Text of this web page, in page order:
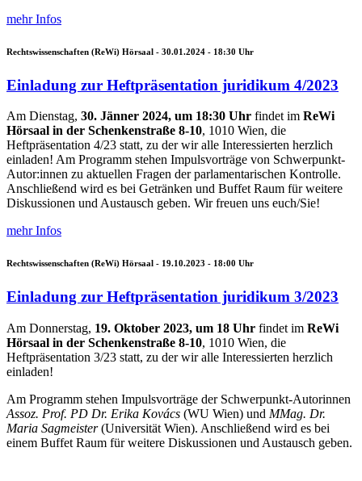
mehr Infos
Rechtswissenschaften (ReWi) Hörsaal - 30.01.2024 - 18:30 Uhr
Einladung zur Heftpräsentation juridikum 4/2023
Am Dienstag, 30. Jänner 2024, um 18:30 Uhr findet im ReWi
Hörsaal in der Schenkenstraße 8-10, 1010 Wien, die
Heftpräsentation 4/23 statt, zu der wir alle Interessierten herzlich
einladen! Am Programm stehen Impulsvorträge von Schwerpunkt-
Autor:innen zu aktuellen Fragen der parlamentarischen Kontrolle.
Anschließend wird es bei Getränken und Buffet Raum für weitere
Diskussionen und Austausch geben. Wir freuen uns euch/Sie!
mehr Infos
Rechtswissenschaften (ReWi) Hörsaal - 19.10.2023 - 18:00 Uhr
Einladung zur Heftpräsentation juridikum 3/2023
Am Donnerstag, 19. Oktober 2023, um 18 Uhr findet im ReWi
Hörsaal in der Schenkenstraße 8-10, 1010 Wien, die
Heftpräsentation 3/23 statt, zu der wir alle Interessierten herzlich
einladen!
Am Programm stehen Impulsvorträge der Schwerpunkt-Autorinnen
Assoz. Prof. PD Dr. Erika Kovács (WU Wien) und MMag. Dr.
Maria Sagmeister(Universität Wien). Anschließend wird es bei
einem Buffet Raum für weitere Diskussionen und Austausch geben.